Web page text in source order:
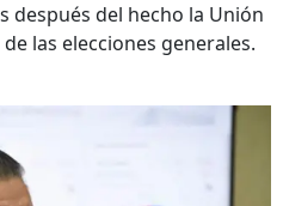
después del hecho la Unión
las elecciones generales.